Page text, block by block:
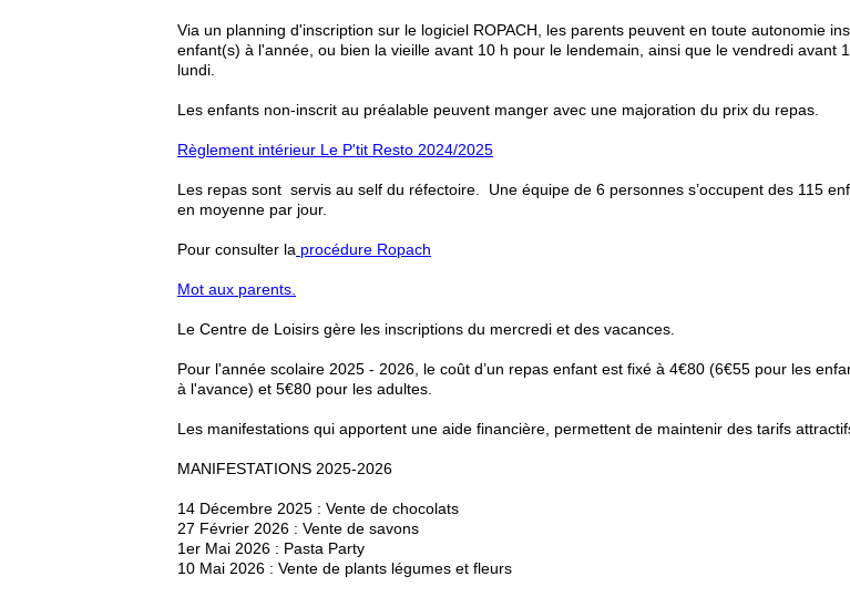
Via un planning d'inscription sur le logiciel ROPACH, les parents peuvent en toute autonomie
enfant(s) à l'année, ou bien la vieille avant 10 h pour le lendemain, ainsi que le vendredi avant
lundi.
Les enfants non-inscrit au préalable peuvent manger avec une majoration du prix du repas.
Règlement intérieur Le P'tit Resto 2024/2025
Les repas sont servis au self du réfectoire. Une équipe de 6 personnes s’occupent des 115
en moyenne par jour.
Pour consulter la procédure Ropach
Mot aux parents.
Le Centre de Loisirs gère les inscriptions du mercredi et des vacances.
Pour l'année scolaire 2025 - 2026, le coût d’un repas enfant est fixé à 4€80 (6€55 pour les
à l'avance) et 5€80 pour les adultes.
Les manifestations qui apportent une aide financière, permettent de maintenir des tarifs
MANIFESTATIONS 2025-2026
14 Décembre 2025 : Vente de chocolats
27 Février 2026 : Vente de savons
1er Mai 2026 : Pasta Party
10 Mai 2026 : Vente de plants légumes et fleurs